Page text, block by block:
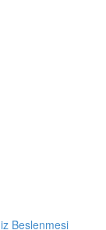
Beslenmesi